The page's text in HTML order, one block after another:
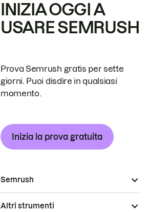
INIZIA OGGI A
USARE SEMRUSH
Prova Semrush gratis per sette
giorni. Puoi disdire in qualsiasi
momento.
Inizia la prova gratuita
Semrush
Altri strumenti